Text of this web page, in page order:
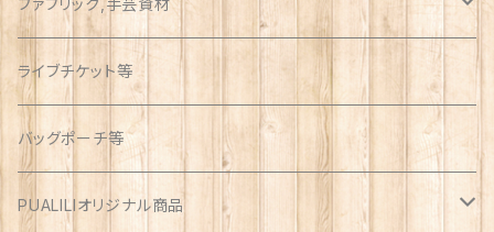
ファブリック,手芸資材
ハワイアン
オックス
アソート
ライブチケット等
バッグポーチ等
PUALILIオリジナル商品